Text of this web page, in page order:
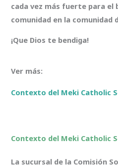
cada vez más fuerte para el
comunidad en la comunidad
¡Que Dios te bendiga!
Ver más:
Contexto del Meki Catholic
Contexto del Meki Catholic
La sucursal de la Comisión